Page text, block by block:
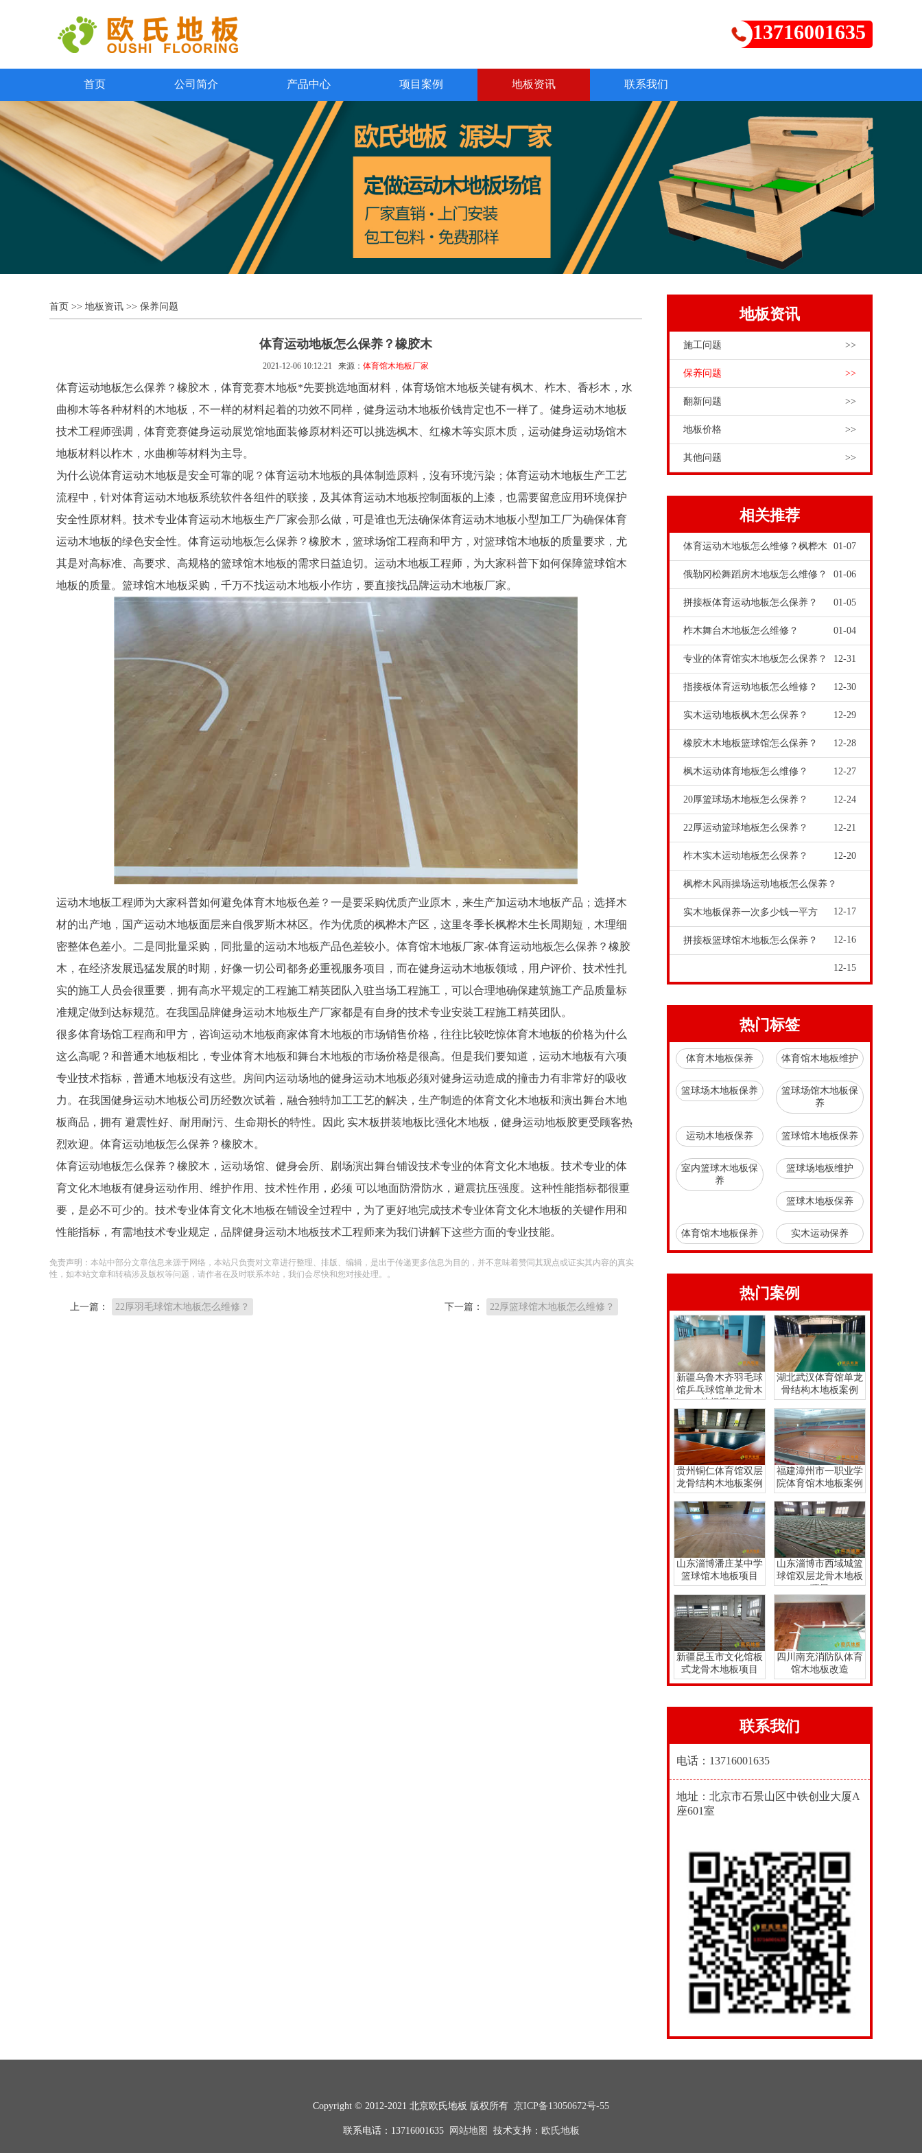
13716001635
首页 公司简介 产品中心 项目案例 地板资讯 联系我们
首页 >> 地板资讯 >> 保养问题
体育运动地板怎么保养？橡胶木
2021-12-06 10:12:21 来源： 体育馆木地板厂家
体育运动地板怎么保养？橡胶木，体育竞赛木地板*先要挑选地面材料，体育场馆木地板关键有枫木、柞木、香杉木，水
曲柳木等各种材料的木地板，不一样的材料起着的功效不同样，健身运动木地板价钱肯定也不一样了。健身运动木地板
技术工程师强调，体育竞赛健身运动展览馆地面装修原材料还可以挑选枫木、红橡木等实原木质，运动健身运动场馆木
地板材料以柞木，水曲柳等材料为主导。
为什么说体育运动木地板是安全可靠的呢？体育运动木地板的具体制造原料，沒有环境污染；体育运动木地板生产工艺
流程中，针对体育运动木地板系统软件各组件的联接，及其体育运动木地板控制面板的上漆，也需要留意应用环境保护
安全性原材料。技术专业体育运动木地板生产厂家会那么做，可是谁也无法确保体育运动木地板小型加工厂为确保体育
运动木地板的绿色安全性。体育运动地板怎么保养？橡胶木，篮球场馆工程商和甲方，对篮球馆木地板的质量要求，尤
其是对高标准、高要求、高规格的篮球馆木地板的需求日益迫切。运动木地板工程师，为大家科普下如何保障篮球馆木
地板的质量。篮球馆木地板采购，千万不找运动木地板小作坊，要直接找品牌运动木地板厂家。
运动木地板工程师为大家科普如何避免体育木地板色差？一是要采购优质产业原木，来生产加运动木地板产品；选择木
材的出产地，国产运动木地板面层来自俄罗斯木林区。作为优质的枫桦木产区，这里冬季长枫桦木生长周期短，木理细
密整体色差小。二是同批量采购，同批量的运动木地板产品色差较小。体育馆木地板厂家-体育运动地板怎么保养？橡胶
木，在经济发展迅猛发展的时期，好像一切公司都务必重视服务项目，而在健身运动木地板领域，用户评价、技术性扎
实的施工人员会很重要，拥有高水平规定的工程施工精英团队入驻当场工程施工，可以合理地确保建筑施工产品质量标
准规定做到达标规范。在我国品牌健身运动木地板生产厂家都是有自身的技术专业安裝工程施工精英团队。
很多体育场馆工程商和甲方，咨询运动木地板商家体育木地板的市场销售价格，往往比较吃惊体育木地板的价格为什么
这么高呢？和普通木地板相比，专业体育木地板和舞台木地板的市场价格是很高。但是我们要知道，运动木地板有六项
专业技术指标，普通木地板没有这些。房间内运动场地的健身运动木地板必须对健身运动造成的撞击力有非常好的吸收
力。在我国健身运动木地板公司历经数次试着，融合独特加工工艺的解决，生产制造的体育文化木地板和演出舞台木地
板商品，拥有 避震性好、耐用耐污、生命期长的特性。因此 实木板拼装地板比强化木地板，健身运动地板胶更受顾客热
烈欢迎。体育运动地板怎么保养？橡胶木。
体育运动地板怎么保养？橡胶木，运动场馆、健身会所、剧场演出舞台铺设技术专业的体育文化木地板。技术专业的体
育文化木地板有健身运动作用、维护作用、技术性作用，必须 可以地面防滑防水，避震抗压强度。这种性能指标都很重
要，是必不可少的。技术专业体育文化木地板在铺设全过程中，为了更好地完成技术专业体育文化木地板的关键作用和
性能指标，有需地技术专业规定，品牌健身运动木地板技术工程师来为我们讲解下这些方面的专业技能。
免责声明：本站中部分文章信息来源于网络，本站只负责对文章进行整理、排版、编辑，是出于传递更多信息为目的，并不意味着赞同其观点或证实其内容的真实
性，如本站文章和转稿涉及版权等问题，请作者在及时联系本站，我们会尽快和您对接处理。。
上一篇： 22厚羽毛球馆木地板怎么维修？ 下一篇： 22厚篮球馆木地板怎么维修？
地板资讯
施工问题 >>
保养问题 >>
翻新问题 >>
地板价格 >>
其他问题 >>
相关推荐
体育运动木地板怎么维修？枫桦木 01-07
俄勒冈松舞蹈房木地板怎么维修？ 01-06
拼接板体育运动地板怎么保养？ 01-05
柞木舞台木地板怎么维修？ 01-04
专业的体育馆实木地板怎么保养？ 12-31
指接板体育运动地板怎么维修？ 12-30
实木运动地板枫木怎么保养？ 12-29
橡胶木木地板篮球馆怎么保养？ 12-28
枫木运动体育地板怎么维修？ 12-27
20厚篮球场木地板怎么保养？ 12-24
22厚运动篮球地板怎么保养？ 12-21
柞木实木运动地板怎么保养？ 12-20
枫桦木风雨操场运动地板怎么保养？
12-17
实木地板保养一次多少钱一平方
12-16
拼接板篮球馆木地板怎么保养？
12-15
热门标签
体育木地板保养 体育馆木地板维护
篮球场木地板保养
篮球场馆木地板保
养
运动木地板保养 篮球馆木地板保养
室内篮球木地板保
养
篮球场地板维护
篮球木地板保养
体育馆木地板保养 实木运动保养
热门案例
新疆乌鲁木齐羽毛球
馆乒乓球馆单龙骨木
地板案例
湖北武汉体育馆单龙
骨结构木地板案例
贵州铜仁体育馆双层
龙骨结构木地板案例
福建漳州市一职业学
院体育馆木地板案例
山东淄博潘庄某中学
篮球馆木地板项目
山东淄博市西域城篮
球馆双层龙骨木地板
项目
新疆昆玉市文化馆板
式龙骨木地板项目
四川南充消防队体育
馆木地板改造
联系我们
电话：13716001635
地址：北京市石景山区中铁创业大厦A
座601室
Copyright © 2012-2021 北京欧氏地板 版权所有 京ICP备13050672号-55
联系电话：13716001635 网站地图 技术支持： 欧氏地板